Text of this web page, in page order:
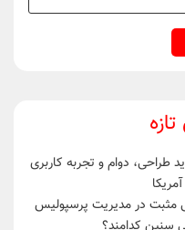
مثبت در مدیریت پرسپولیس